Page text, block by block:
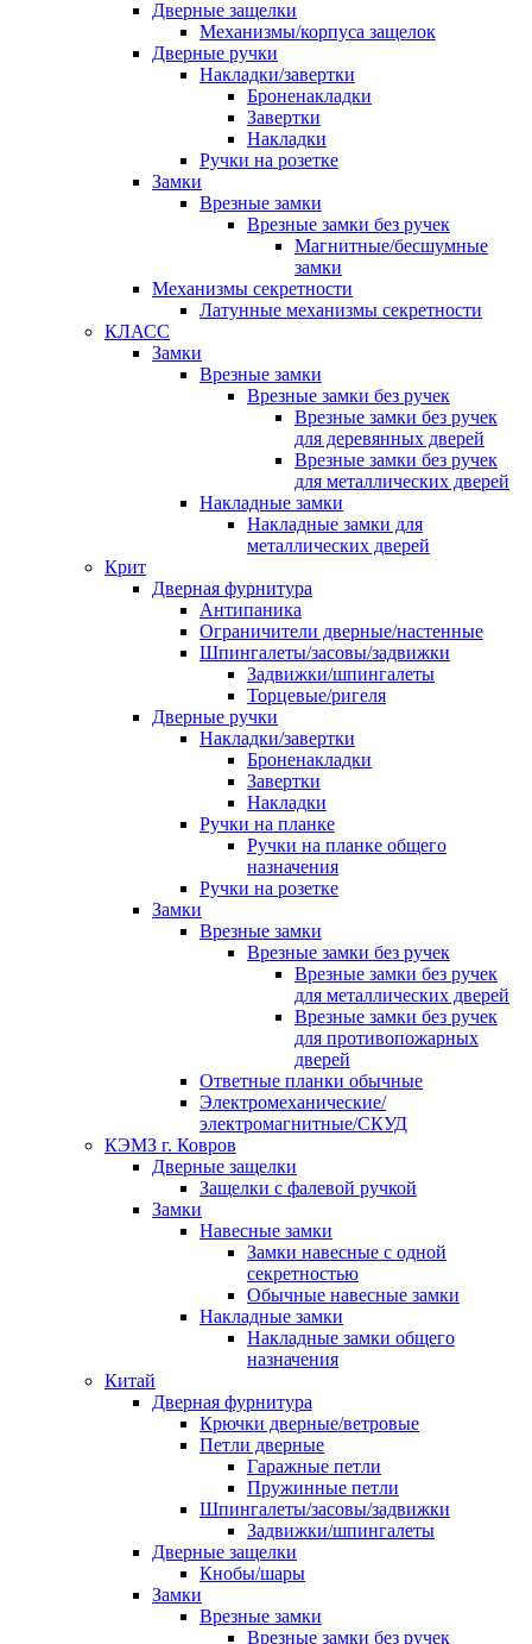
Дверные защелки
Механизмы/корпуса защелок
Дверные ручки
Накладки/завертки
Броненакладки
Завертки
Накладки
Ручки на розетке
Замки
Врезные замки
Врезные замки без ручек
Магнитные/бесшумные
замки
Механизмы секретности
Латунные механизмы секретности
КЛАСС
Замки
Врезные замки
Врезные замки без ручек
Врезные замки без ручек
для деревянных дверей
Врезные замки без ручек
для металлических дверей
Накладные замки
Накладные замки для
металлических дверей
Крит
Дверная фурнитура
Антипаника
Ограничители дверные/настенные
Шпингалеты/засовы/задвижки
Задвижки/шпингалеты
Торцевые/ригеля
Дверные ручки
Накладки/завертки
Броненакладки
Завертки
Накладки
Ручки на планке
Ручки на планке общего
назначения
Ручки на розетке
Замки
Врезные замки
Врезные замки без ручек
Врезные замки без ручек
для металлических дверей
Врезные замки без ручек
для противопожарных
дверей
Ответные планки обычные
Электромеханические/
электромагнитные/СКУД
КЭМЗ г. Ковров
Дверные защелки
Защелки с фалевой ручкой
Замки
Навесные замки
Замки навесные с одной
секретностью
Обычные навесные замки
Накладные замки
Накладные замки общего
назначения
Китай
Дверная фурнитура
Крючки дверные/ветровые
Петли дверные
Гаражные петли
Пружинные петли
Шпингалеты/засовы/задвижки
Задвижки/шпингалеты
Дверные защелки
Кнобы/шары
Замки
Врезные замки
Врезные замки без ручек